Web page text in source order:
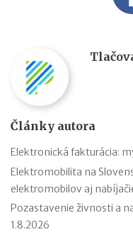
Články autora
Elektronická fakturácia:
Elektromobilita na
elektromobilov aj
Pozastavenie živnosti a
1.8.2026